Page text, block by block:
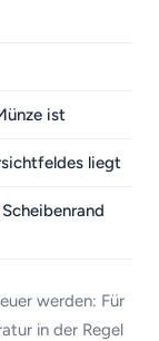
ist
liegt
werden: Für
in der Regel